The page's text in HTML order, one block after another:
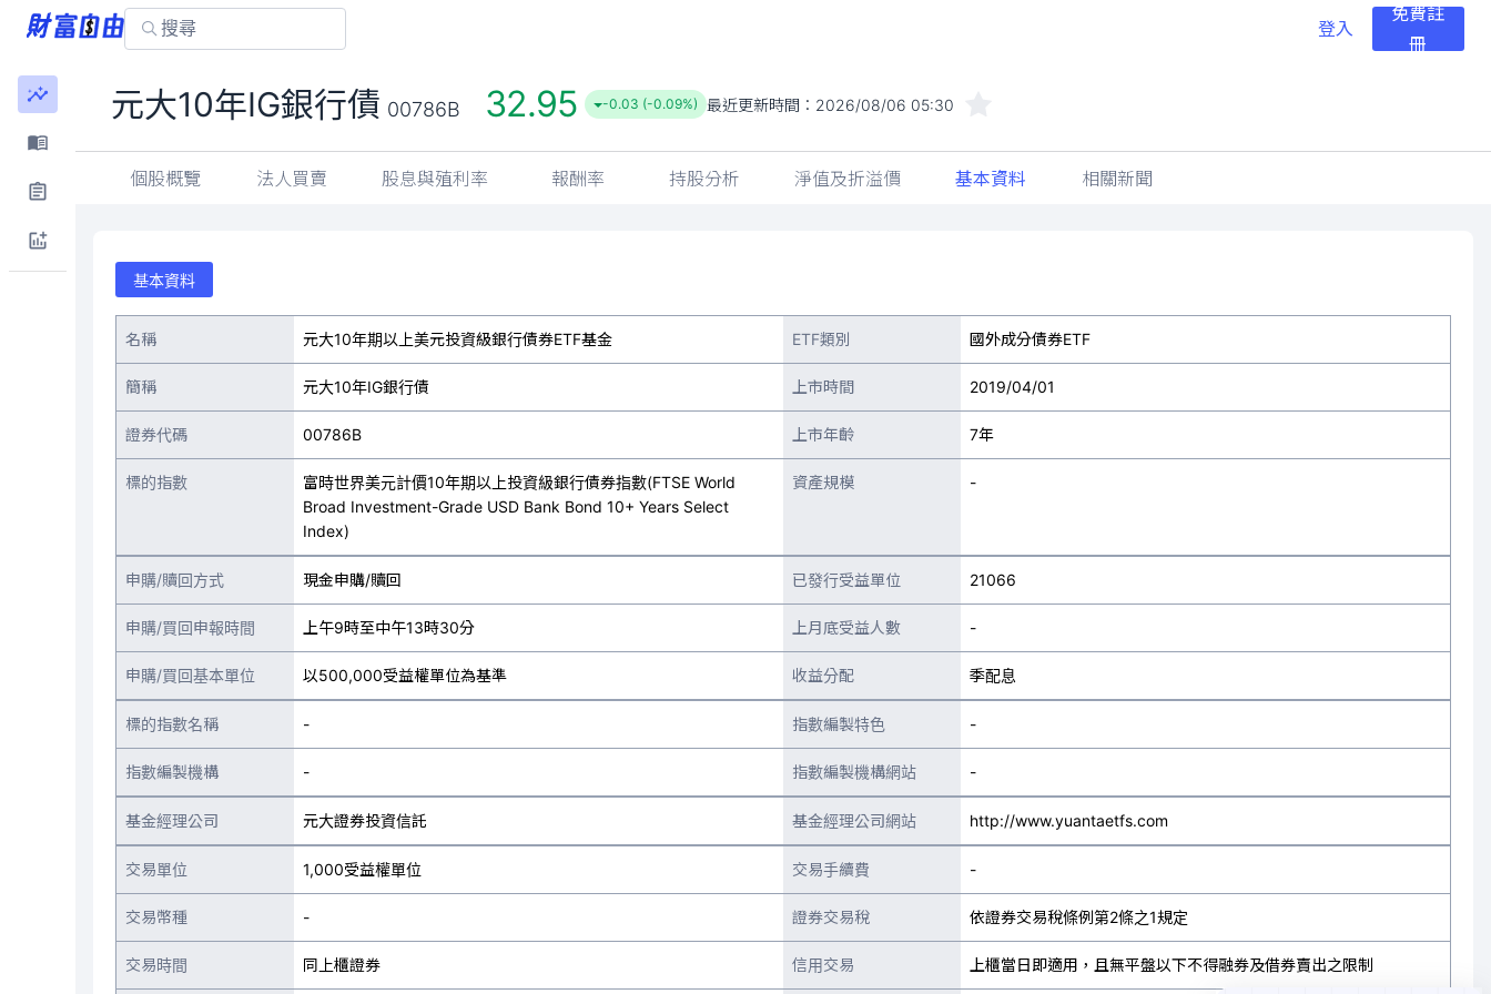
登入
免費註
冊
元大10年IG銀行債 00786B 32.95 -0.03 (-0.09%) 最近更新時間： 2026/08/06 05:30
個股概覽 法人買賣 股息與殖利率 報酬率 持股分析 淨值及折溢價 基本資料 相關新聞
基本資料
名稱 元大10年期以上美元投資級銀行債券ETF基金 ETF類別 國外成分債券ETF
簡稱 元大10年IG銀行債 上市時間 2019/04/01
證券代碼 00786B 上市年齡 7年
標的指數
富時世界美元計價10年期以上投資級銀行債券指數(FTSE World
Broad Investment-Grade USD Bank Bond 10+ Years Select
Index)
資產規模 -
申購/贖回方式 現金申購/贖回 已發行受益單位 21066
申購/買回申報時間 上午9時至中午13時30分 上月底受益人數 -
申購/買回基本單位 以500,000受益權單位為基準 收益分配 季配息
標的指數名稱 - 指數編製特色 -
指數編製機構 - 指數編製機構網站 -
基金經理公司 元大證券投資信託 基金經理公司網站 http://www.yuantaetfs.com
交易單位 1,000受益權單位 交易手續費 -
交易幣種 - 證券交易稅 依證券交易稅條例第2條之1規定
交易時間 同上櫃證券 信用交易 上櫃當日即適用，且無平盤以下不得融券及借券賣出之限制